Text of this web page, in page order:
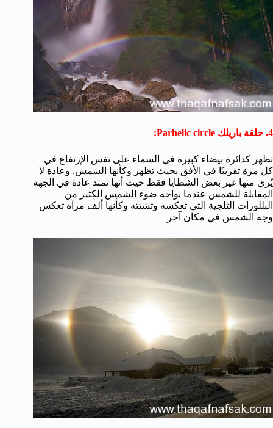
4. حلقة باريلك Parhelic circle:
تظهر كدائرة بيضاء كبيرة في السماء على نفس الإرتفاع في
كل مرة تقريبًا في الأفق بحيث تظهر وكأنها الشمس. وعادة لا
يُري منها غير بعض الشظايا فقط حيث أنها تمتد عادة في الجهة
المقابلة للشمس عندما يواجه ضوء الشمس الكثير من
البللورات الثلجية التي تعكسه وتشتته وكأنها ألف مرآة تعكس
وجه الشمس في مكان آخر